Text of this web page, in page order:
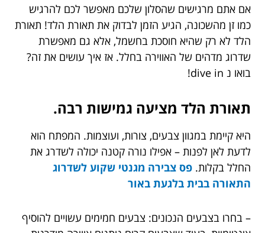
אם אתם מרגישים שהסלון שלכם מאפשר לכם להרגיש
כמו זן מהשכונה, הגיע הזמן לבדוק את תאורת הלד! תאורת
הלד לא רק שהיא חוסכת בחשמל, אלא גם מאפשרת
שדרוג מדהים של האווירה בחלל. אז איך עושים את זה?
בואו נ dive in!
תאורת הלד מציעה גמישות רבה.
היא קיימת במגוון צבעים, צורות, ועוצמות. המפתח הוא
לדעת לאן לפנות – אפילו נורה קטנה יכולה לשדרג את
החלל בקלות. פס צבירה מגנטי שקוע לשדרוג
התאורה בבית בלגעת באור
– בחרו בצבעים הנכונים: צבעים חמימים עשויים להוסיף